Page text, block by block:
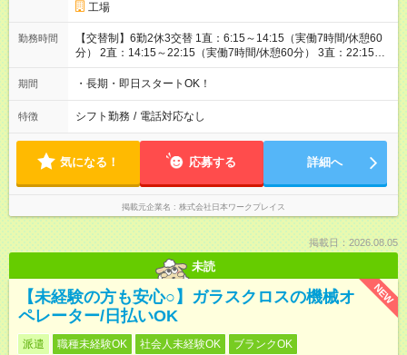
工場
勤務時間
【交替制】6勤2休3交替 1直：6:15～14:15（実働7時間/休憩60
分） 2直：14:15～22:15（実働7時間/休憩60分） 3直：22:15～
翌6:15（実働7時間/休憩60分）
期間 ・長期・即日スタートOK！
特徴 シフト勤務 / 電話対応なし
気になる！ 応募する 詳細へ
掲載元企業名 株式会社日本ワークプレイス
掲載日：2026.08.05
未読
NEW
【未経験の方も安心○】ガラスクロスの機械オ
ペレーター/日払いOK
派遣 職種未経験OK 社会人未経験OK
ブランクOK